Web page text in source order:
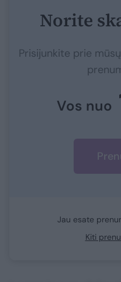
Norite
Prisijunkite prie
Vos nuo
Jau esate
Kiti